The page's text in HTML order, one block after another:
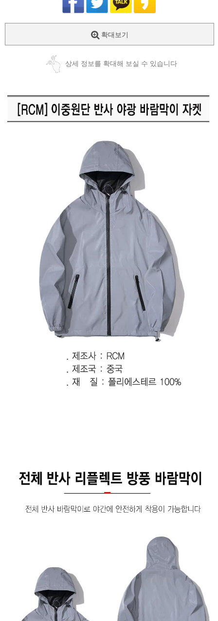
확대보기
상세 정보를 확대해 보실 수 있습니다